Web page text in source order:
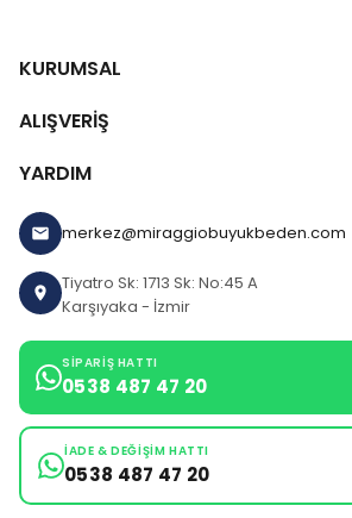
KURUMSAL
ALIŞVERİŞ
YARDIM
merkez@miraggiobuyukbeden.com
Tiyatro Sk: 1713 Sk: No:45 A
Karşıyaka - İzmir
SIPARIŞ HATTI
0538 487 47 20
İADE & DEĞIŞIM HATTI
0538 487 47 20